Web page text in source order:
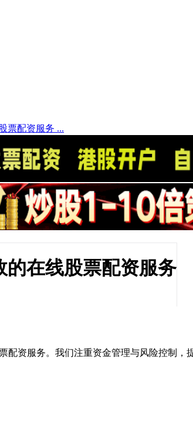
票配资服务 ...
的在线股票配资服务
资服务。我们注重资金管理与风险控制